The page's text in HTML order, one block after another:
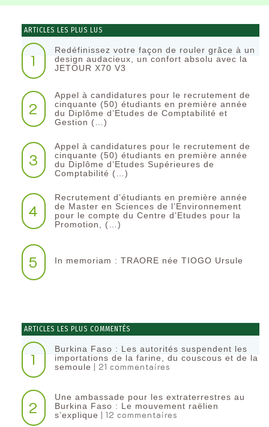
ARTICLES LES PLUS LUS
1
Redéfinissez votre façon de rouler grâce à un
design audacieux, un confort absolu avec la
JETOUR X70 V3
2
Appel à candidatures pour le recrutement de
cinquante (50) étudiants en première année
du Diplôme d’Etudes de Comptabilité et
Gestion (…)
3
Appel à candidatures pour le recrutement de
cinquante (50) étudiants en première année
du Diplôme d’Etudes Supérieures de
Comptabilité (…)
4
Recrutement d’étudiants en première année
de Master en Sciences de l’Environnement
pour le compte du Centre d’Etudes pour la
Promotion, (…)
5 In memoriam : TRAORE née TIOGO Ursule
ARTICLES LES PLUS COMMENTÉS
1
Burkina Faso : Les autorités suspendent les
importations de la farine, du couscous et de la
semoule
| 21 commentaires
2
Une ambassade pour les extraterrestres au
Burkina Faso : Le mouvement raëlien
s’explique
| 12 commentaires